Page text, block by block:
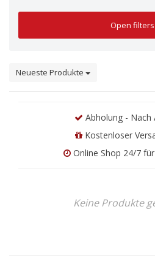
Open filters
Neueste Produkte
Abholung - Nach
Kostenloser
Online Shop 24/7
Keine Produkte